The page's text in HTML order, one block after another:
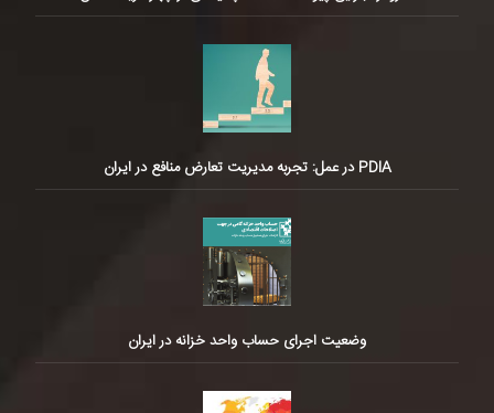
PDIA در عمل: تجربه مدیریت تعارض منافع در ایران
وضعیت اجرای حساب واحد خزانه در ایران